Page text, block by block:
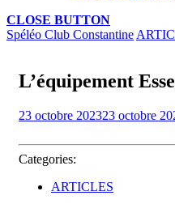
CLOSE BUTTON
Spéléo Club Constantine
L’équipement
23 octobre 202323 octobre
Categories:
ARTICLES